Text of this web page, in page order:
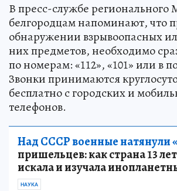
В пресс-службе регионального
белгородцам напоминают, что
обнаружении взрывоопасных
них предметов, необходимо
по номерам: «112», «101» или в
Звонки принимаются
бесплатно с городских и
телефонов.
Над СССР военные натянули
пришельцев: как страна 13
искала и изучала
НАУКА